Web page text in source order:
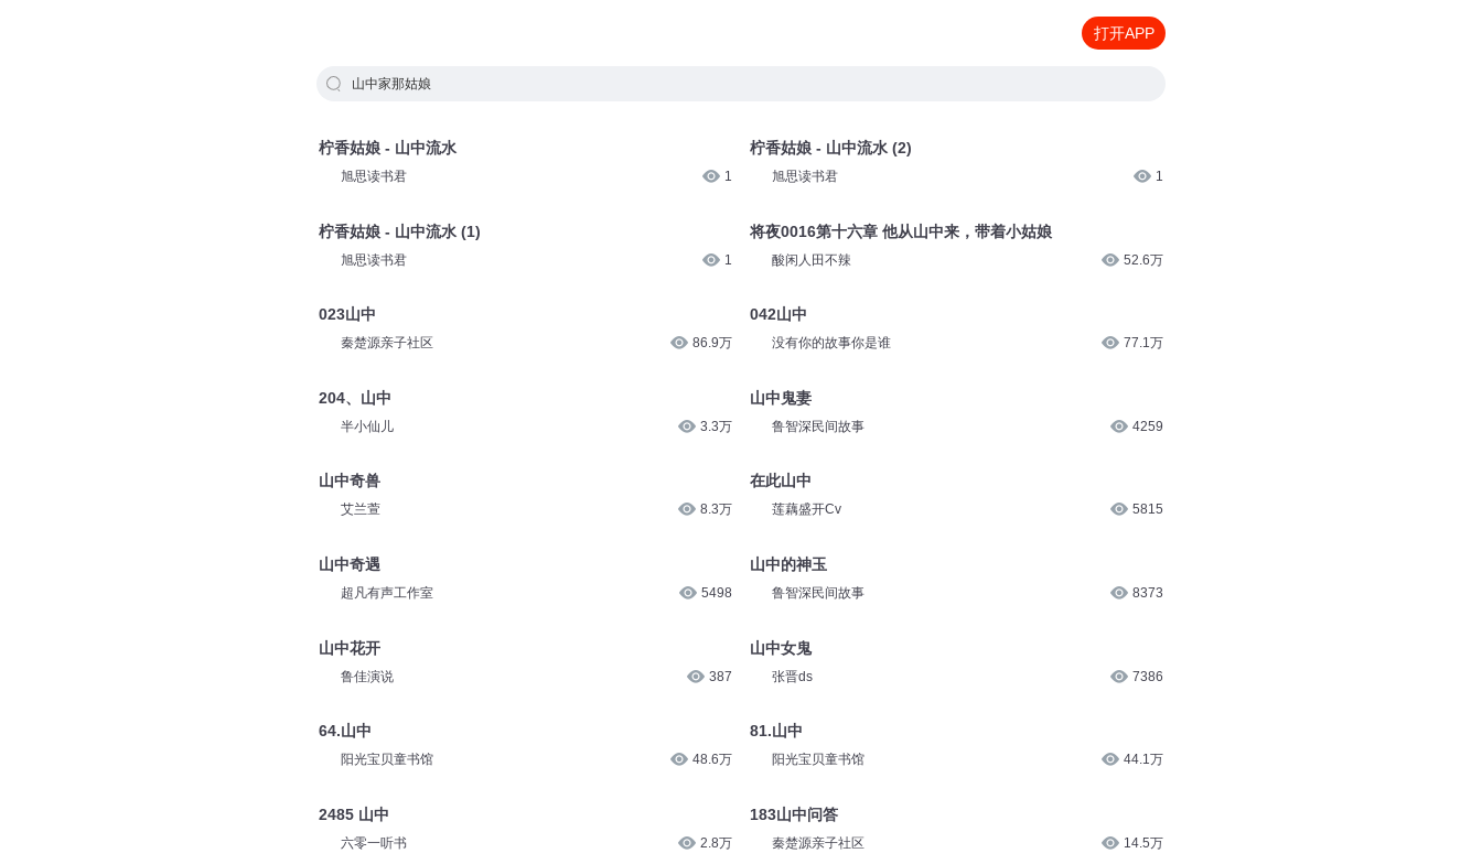
打开APP
山中家那姑娘
柠香姑娘 - 山中流水
旭思读书君 1
柠香姑娘 - 山中流水 (1)
旭思读书君 1
023山中
秦楚源亲子社区 86.9万
204、山中
半小仙儿 3.3万
山中奇兽
艾兰萱 8.3万
山中奇遇
超凡有声工作室 5498
山中花开
鲁佳演说 387
64.山中
阳光宝贝童书馆 48.6万
2485 山中
六零一听书 2.8万
柠香姑娘 - 山中流水 (2)
旭思读书君 1
将夜0016第十六章 他从山中来，带着小姑娘
酸闲人田不辣 52.6万
042山中
没有你的故事你是谁 77.1万
山中鬼妻
鲁智深民间故事 4259
在此山中
莲藕盛开Cv 5815
山中的神玉
鲁智深民间故事 8373
山中女鬼
张晋ds 7386
81.山中
阳光宝贝童书馆 44.1万
183山中问答
秦楚源亲子社区 14.5万